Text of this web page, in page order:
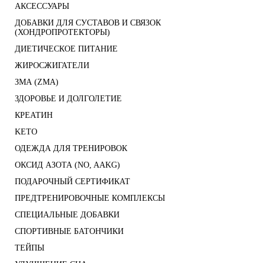
АКСЕССУАРЫ
ДОБАВКИ ДЛЯ СУСТАВОВ И СВЯЗОК
(ХОНДРОПРОТЕКТОРЫ)
ДИЕТИЧЕСКОЕ ПИТАНИЕ
ЖИРОСЖИГАТЕЛИ
ЗМА (ZMA)
ЗДОРОВЬЕ И ДОЛГОЛЕТИЕ
КРЕАТИН
KETO
ОДЕЖДА ДЛЯ ТРЕНИРОВОК
ОКСИД АЗОТА (NO, AAKG)
ПОДАРОЧНЫЙ СЕРТИФИКАТ
ПРЕДТРЕНИРОВОЧНЫЕ КОМПЛЕКСЫ
СПЕЦИАЛЬНЫЕ ДОБАВКИ
СПОРТИВНЫЕ БАТОНЧИКИ
ТЕЙПЫ